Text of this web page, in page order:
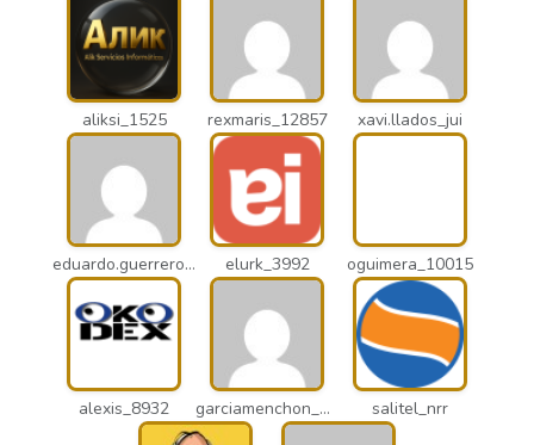
aliksi_1525 rexmaris_12857 xavi.llados_jui
eduardo.guerrero_pto elurk_3992 oguimera_10015
alexis_8932 garciamenchon_puz salitel_nrr